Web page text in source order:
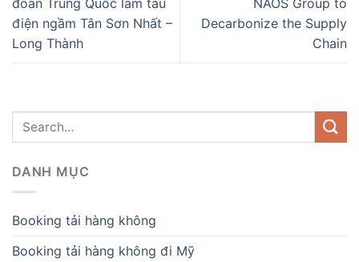
điện ngầm Tân Sơn Nhất –
Long Thành
Decarbonize the Supply
Chain
DANH MỤC
Booking tải hàng không
Booking tải hàng không đi Mỹ